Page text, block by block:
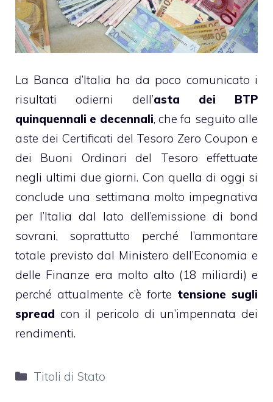
La Banca d’Italia ha da poco comunicato i
risultati odierni dell’asta dei BTP
quinquennali e decennali, che fa seguito alle
aste dei Certificati del Tesoro Zero Coupon e
dei Buoni Ordinari del Tesoro effettuate
negli ultimi due giorni. Con quella di oggi si
conclude una settimana molto impegnativa
per l’Italia dal lato dell’emissione di bond
sovrani, soprattutto perché l’ammontare
totale previsto dal Ministero dell’Economia e
delle Finanze era molto alto (18 miliardi) e
perché attualmente c’è forte tensione sugli
spread con il pericolo di un’impennata dei
rendimenti.
Categorie
Titoli di Stato